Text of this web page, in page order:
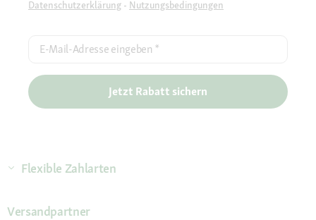
Datenschutzerklärung - Nutzungsbedingungen
E-Mail-Adresse eingeben *
Jetzt Rabatt sichern
Flexible Zahlarten
Versandpartner